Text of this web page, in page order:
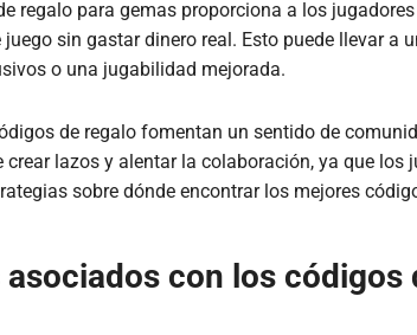
regalo para gemas proporciona a los
juego sin gastar dinero real. Esto puede llevar a
o una jugabilidad mejorada.
de regalo fomentan un sentido de
crear lazos y alentar la colaboración, ya que los
sobre dónde encontrar los mejores
asociados con los códigos